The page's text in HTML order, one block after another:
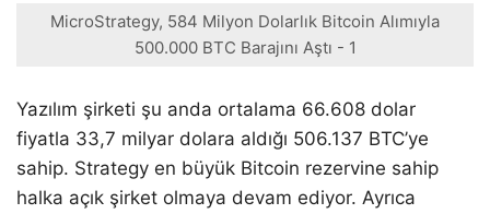
MicroStrategy, 584 Milyon Dolarlık Bitcoin Alımıyla
500.000 BTC Barajını Aştı - 1
Yazılım şirketi şu anda ortalama 66.608 dolar
fiyatla 33,7 milyar dolara aldığı 506.137 BTC’ye
sahip. Strategy en büyük Bitcoin rezervine sahip
halka açık şirket olmaya devam ediyor. Ayrıca